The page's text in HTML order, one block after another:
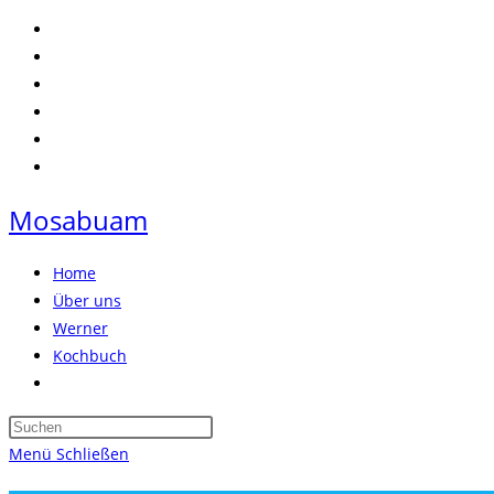
Zum
Inhalt
springen
Mosabuam
Home
Über uns
Werner
Kochbuch
umschalten
Press
Menü Schließen